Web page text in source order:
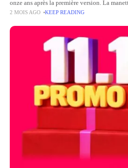
onze ans après la première version. La
trente minutes, au point de
2 MOIS AGO KEEP READING